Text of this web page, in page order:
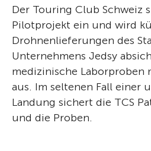
Der Touring Club Schweiz
Pilotprojekt ein und wird
Drohnenlieferungen des
Unternehmens Jedsy
medizinische Laborproben
aus. Im seltenen Fall einer
Landung sichert die TCS
und die Proben.